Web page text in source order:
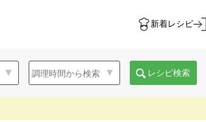
新着レシピ
レシピ検索